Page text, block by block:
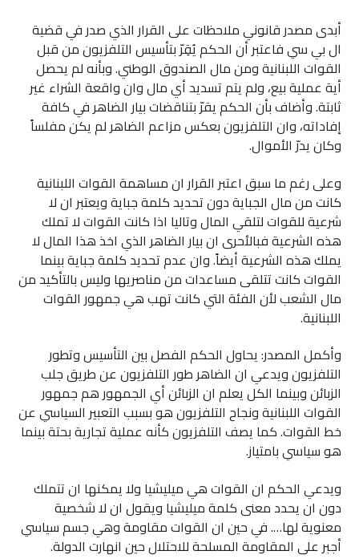
أبدى مصدر قانوني ملاحظات على القرار الذي صدر في قضية
ال بي سي فاعتبر أن الحكم يُقِرّ بتأسيس التلفزيون من قبل
القوات اللبنانية ومن مال الصندوق الوطني. وبأنه لم يحصل
أية عملية بيع، ولم يتم تسديد أي مال وان واقعة الشراء غير
ثابتة. وأضاف بأن الحكم يقرّ بتناقضات بيار الضاهر في كافة
إفاداته، وان التلفزيون بعكس مزاعم الضاهر لم يكن مفلساً
وكان يدرّ الأموال.
وعلى رغم ما سبق اعتبر القرار ان مساهمة القوات اللبنانية
كانت من مال الجباية دون تحديد كلمة جباية ويعتبر ان لا
شرعية للقوات لتلقي المال وتاليا اذا كانت القوات لا تملك
هذه الشرعية فبالأحرى ان بيار الضاهر الذي اخذ هذا المال لا
يملك هذه الشرعية أيضاً. وان عدم تحديد كلمة جباية بينما
القوات كانت تتلقى مساعدات من مناصريها وليس بالتأكيد من
مال الشعب لأن الفئة التي كانت تهب هي جمهور القوات
اللبنانية.
وأكمل المصدر: يحاول الحكم الفصل بين التأسيس وتطور
التلفزيون ويدعي ان الضاهر طور التلفزيون عن طريق جلب
الزبائن وبينما الكل يعلم ان الزبائن أي الجمهور هم جمهور
القوات اللبنانية ونجاح التلفزيون هو بسبب التعبير السياسي عن
خط القوات. كما يصف التلفزيون كأنه عملية تجارية بحتة بينما
هو سياسي بامتياز.
ويدعي الحكم ان القوات هي ميليشيا ولا يمكنها ان تتملك
دون ان يحدد معنى كلمة ميليشيا ويقول ان لا شخصية
معنوية لها…. في حين ان القوات مقاومة وهي جسم سياسي
أجبر على المقاومة المسلحة للاحتلال حين انهارت الدولة.